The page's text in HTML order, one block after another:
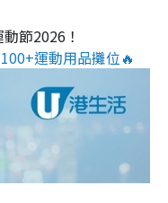
節2026！
運動用品攤位🔥